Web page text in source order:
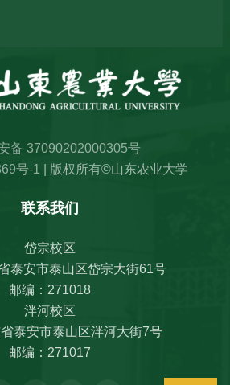
备 37090202000305号
号-1 | 版权所有©山东农业大学
联系我们
岱宗校区
泰安市泰山区岱宗大街61号
邮编：271018
泮河校区
泰安市泰山区泮河大街7号
邮编：271017